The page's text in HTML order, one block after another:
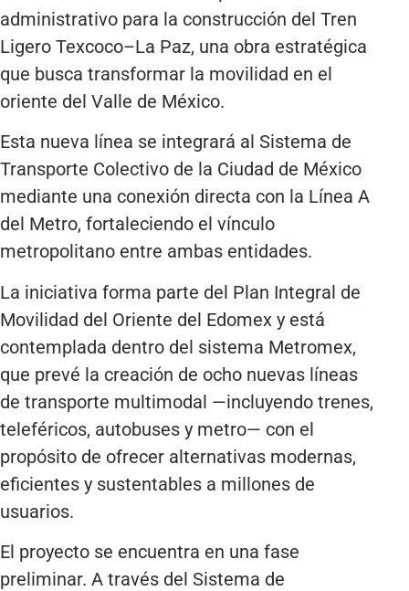
administrativo para la construcción del Tren
Ligero Texcoco–La Paz, una obra estratégica
que busca transformar la movilidad en el
oriente del Valle de México.
Esta nueva línea se integrará al Sistema de
Transporte Colectivo de la Ciudad de México
mediante una conexión directa con la Línea A
del Metro, fortaleciendo el vínculo
metropolitano entre ambas entidades.
La iniciativa forma parte del Plan Integral de
Movilidad del Oriente del Edomex y está
contemplada dentro del sistema Metromex,
que prevé la creación de ocho nuevas líneas
de transporte multimodal —incluyendo trenes,
teleféricos, autobuses y metro— con el
propósito de ofrecer alternativas modernas,
eficientes y sustentables a millones de
usuarios.
El proyecto se encuentra en una fase
preliminar. A través del Sistema de